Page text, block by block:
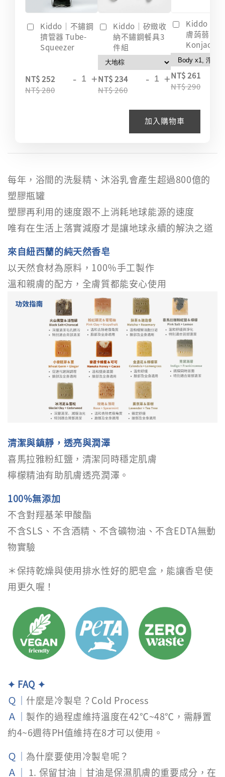
Kiddo｜不鏽鋼
擠管器 Tube-
Squeezer
NT$ 252
NT$ 280
- +
Kiddo｜矽緻收
納不鏽鋼餐具3
件組
NT$ 234
NT$ 260
- +
Kiddo｜
膚蒟蒻海綿
Konjac
NT$ 261
NT$ 290
加入購物車
每年，浴間的洗髮精、沐浴乳會產生超過800億的
塑膠瓶罐
塑膠再利用的速度跟不上消耗地球能源的速度
唯有在生活上落實減廢才是讓地球永續的解決之道
來自紐西蘭的純天然香皂
以天然食材為原料，100％手工製作
溫和親膚的配方，全膚質都能安心使用
清潔與鎮靜，透亮與潤澤
喜馬拉雅粉紅鹽，清潔同時穩定肌膚
檸檬精油有助肌膚透亮潤澤。
100%無添加
不含對羥基苯甲酸酯
不含SLS、不含酒精、不含礦物油、不含EDTA無動
物實驗
＊保持乾燥與使用排水性好的肥皂盒，能讓香皂使
用更久喔！
✦ FAQ ✦
Ｑ｜ 什麼是冷製皂？Cold Process
Ａ｜ 製作的過程虛維持溫度在42℃~48℃，需靜置
約4~6週待PH值維持在8才可以使用。
Ｑ｜為什麼要使用冷製皂呢？
Ａ｜ 1. 保留甘油｜甘油是保濕肌膚的重要成分，在